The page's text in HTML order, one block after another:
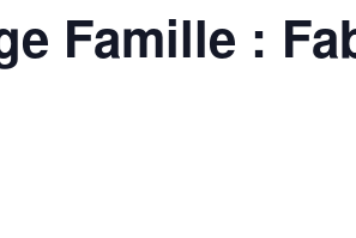
Famille :